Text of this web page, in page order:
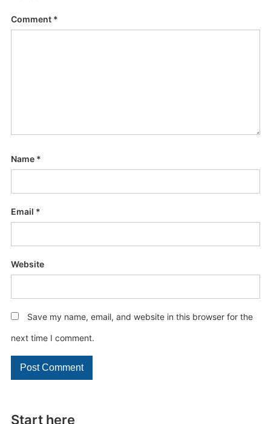
Start here
Comment *
Name *
Email *
Website
Save my name, email, and website in this browser for the
next time I comment.